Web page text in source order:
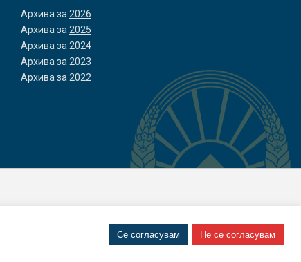
Архива за 2026
Архива за 2025
Архива за 2024
Архива за 2023
Архива за 2022
Се согласувам Не се согласувам